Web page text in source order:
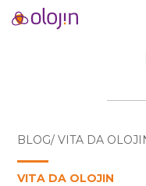
BLOG/ VITA DA
VITA DA OLOJIN